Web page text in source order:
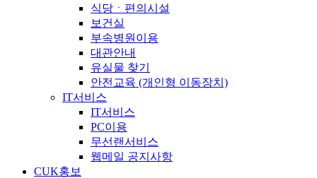
식당ㆍ편의시설
보건실
부속병원이용
대관안내
유실물 찾기
안전교육 (개인형 이동장치)
IT서비스
IT서비스
PC이용
무선랜서비스
웹메일 공지사항
CUK홍보